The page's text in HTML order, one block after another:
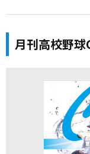
月刊高校野球